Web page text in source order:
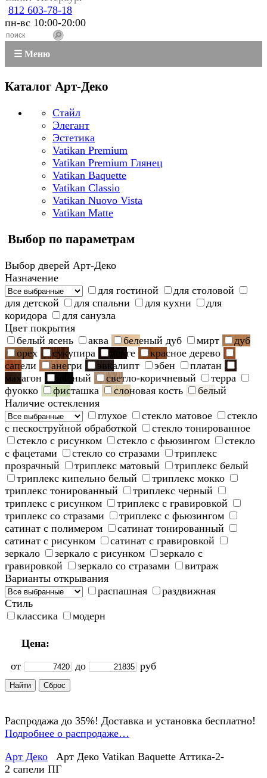
812 603-78-18
пн-вс 10:00-20:00
☰ Меню
Каталог Арт-Деко
Стайл
Элегант
Эстетика
Vatikan Premium
Vatikan Premium Глянец
Vatikan Baquette
Vatikan Classio
Vatikan Nuovo Vista
Vatikan Matte
Выбор по параметрам
Выбор дверей Арт-Деко
Назначение
для гостиной
для столовой
для детской
для спальни для кухни
для
коридора
для санузла
Цвет покрытия
белый ясень
аква беленый дуб мирт
дуб
орех
сукупира венге
красное дерево
сапели
анегри эвкалипт эбен
платан
махагон
черный светло-коричневый
терра
фуокко
фисташка слоновая кость
белый
Наличие остекления
глухое
стекло матовое
стекло
с пескоструйной обработкой
стекло тонированное
стекло с рисунком
стекло с фьюзингом
стекло
с фацетами
стекло со стразами
триплекс
прозрачный
триплекс матовый
триплекс белый
триплекс кипельно белый
триплекс мокко
триплекс тонированный
триплекс черный
триплекс с рисунком
триплекс с гравировкой
триплекс со стразами
триплекс с фьюзингом
сатинат с полимером
сатинат тонированный
сатинат с рисунком
сатинат с гравировкой
зеркало
зеркало с рисунком
зеркало с
гравировкой
зеркало со стразами
витраж
Варианты открывания
распашная
раздвижная
Стиль
классика
модерн
Цена:
от
до руб
Распродажа до 35%! Доставка и установка бесплатно!
Подробнее о распродаже…
Арт Деко
Арт Деко Vatikan Baquette Аттика-2-
2 сапели ПГ